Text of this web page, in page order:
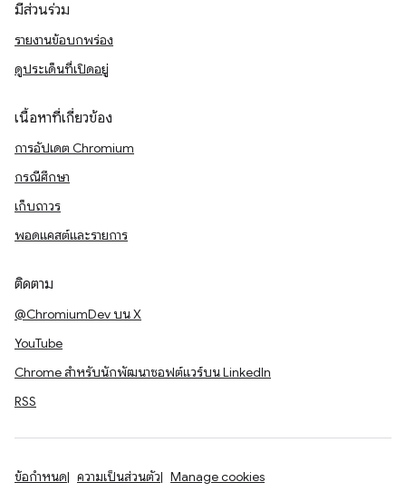
มีส่วนร่วม
รายงานข้อบกพร่อง
ดูประเด็นที่เปิดอยู่
เนื้อหาที่เกี่ยวข้อง
การอัปเดต Chromium
กรณีศึกษา
เก็บถาวร
พอดแคสต์และรายการ
ติดตาม
@ChromiumDev บน X
YouTube
Chrome สำหรับนักพัฒนาซอฟต์แวร์บน LinkedIn
RSS
ข้อกำหนด ความเป็นส่วนตัว Manage cookies